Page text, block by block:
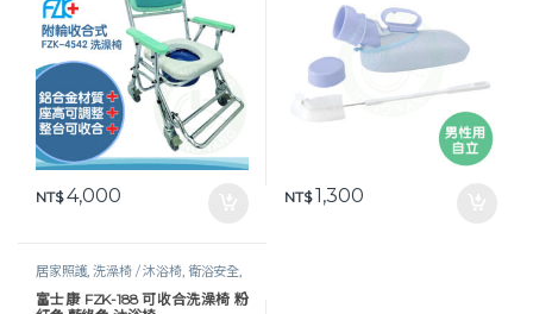
NT$4,000 NT$1,300
居家照護,洗澡椅 / 沐浴椅, 衛浴安全,
衛浴輔具,長照專區
富士康 FZK-188 可收合洗澡椅 粉